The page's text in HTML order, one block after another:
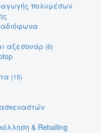
πολυμέσων
αξεσουάρ (6)
(15)
& Reballing